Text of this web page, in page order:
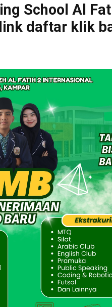
School Al
daftar klik